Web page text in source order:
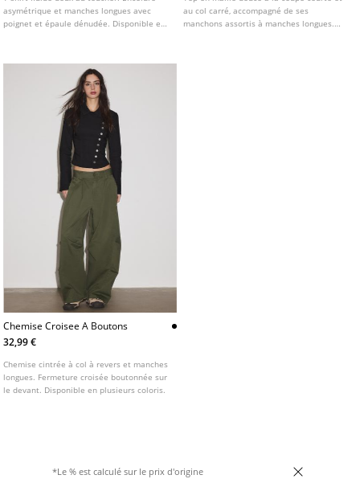
asymétrique et manches longues avec
poignet et épaule dénudée. Disponible en
au col carré, accompagné de ses
manchons assortis à manches longues.
Chemise Croisee A Boutons
32,99 €
Chemise cintrée à col à revers et manches
longues. Fermeture croisée boutonnée sur
le devant. Disponible en plusieurs coloris.
*Le % est calculé sur le prix d'origine